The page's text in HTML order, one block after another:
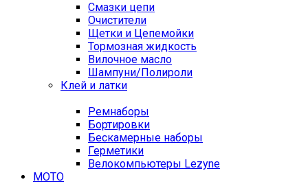
Смазки цепи
Очистители
Щетки и Цепемойки
Тормозная жидкость
Вилочное масло
Шампуни/Полироли
Клей и латки
Ремнаборы
Бортировки
Бескамерные наборы
Герметики
Велокомпьютеры Lezyne
МОТО